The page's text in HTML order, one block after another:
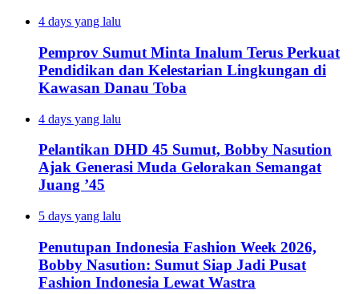
4 days yang lalu
Pemprov Sumut Minta Inalum Terus Perkuat
Pendidikan dan Kelestarian Lingkungan di
Kawasan Danau Toba
4 days yang lalu
Pelantikan DHD 45 Sumut, Bobby Nasution
Ajak Generasi Muda Gelorakan Semangat
Juang ’45
5 days yang lalu
Penutupan Indonesia Fashion Week 2026,
Bobby Nasution: Sumut Siap Jadi Pusat
Fashion Indonesia Lewat Wastra